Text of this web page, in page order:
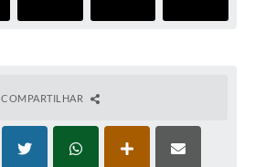
COMPARTILHAR